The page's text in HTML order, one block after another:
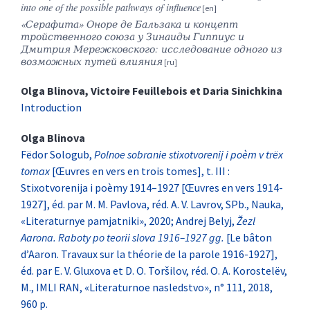
into one of the possible pathways of influence
«Серафита» Оноре де Бальзака и концепт
тройственного союза у Зинаиды Гиппиус и
Дмитрия Мережковского: исследование одного из
возможных путей влияния
Olga Blinova, Victoire Feuillebois et Daria Sinichkina
Introduction
Olga Blinova
Fëdor Sologub, Polnoe sobranie stixotvorenij i poèm v trëx
tomax[Œuvres en vers en trois tomes], t. III :
Stixotvorenija i poèmy 1914–1927 [Œuvres en vers 1914-
1927], éd. par M. M. Pavlova, réd. A. V. Lavrov, SPb., Nauka,
«Literaturnye pamjatniki», 2020; Andrej Belyj, Žezl
Aarona. Raboty po teorii slova 1916–1927 gg. [Le bâton
d’Aaron. Travaux sur la théorie de la parole 1916-1927],
éd. par E. V. Gluxova et D. O. Toršilov, réd. O. A. Korostelëv,
M., IMLI RAN, «Literaturnoe nasledstvo», n° 111, 2018,
960 p.